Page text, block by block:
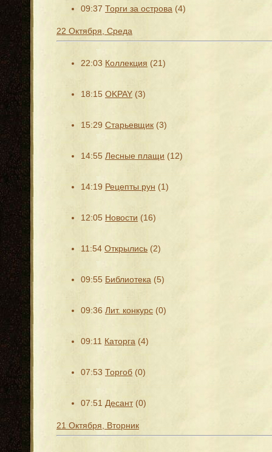
09:37 Торги за острова (4)
22 Октября, Среда
22:03 Коллекция (21)
18:15 OKPAY (3)
15:29 Старьевщик (3)
14:55 Лесные плащи (12)
14:19 Рецепты рун (1)
12:05 Новости (16)
11:54 Открылись (2)
09:55 Библиотека (5)
09:36 Лит. конкурс (0)
09:11 Каторга (4)
07:53 Торгоб (0)
07:51 Десант (0)
21 Октября, Вторник